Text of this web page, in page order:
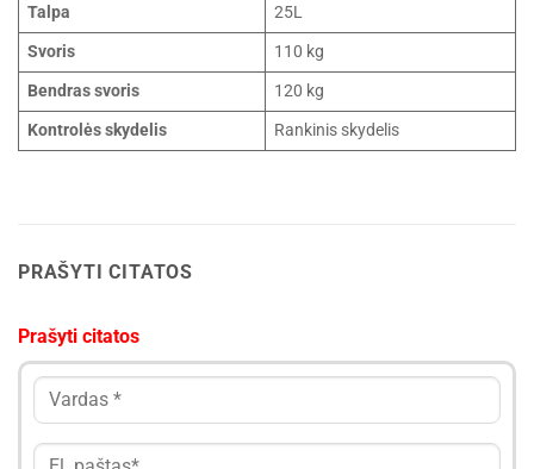
Talpa
25L
Svoris
110 kg
Bendras svoris
120 kg
Kontrolės skydelis
Rankinis skydelis
PRAŠYTI CITATOS
Prašyti citatos